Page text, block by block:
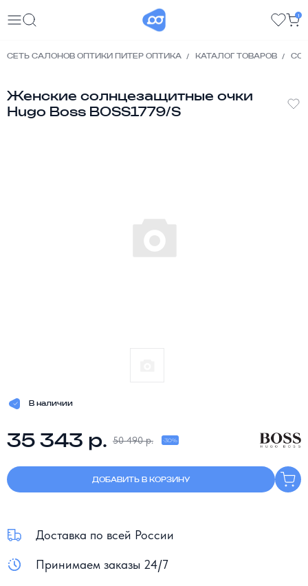
1
СЕТЬ САЛОНОВ ОПТИКИ ПИТЕР ОПТИКА КАТАЛОГ ТОВАРОВ
Женские солнцезащитные очки
Hugo Boss BOSS1779/S
В наличии
35 343 р. 50 490 р. -30%
ДОБАВИТЬ В КОРЗИНУ
Доставка по всей России
Принимаем заказы 24/7